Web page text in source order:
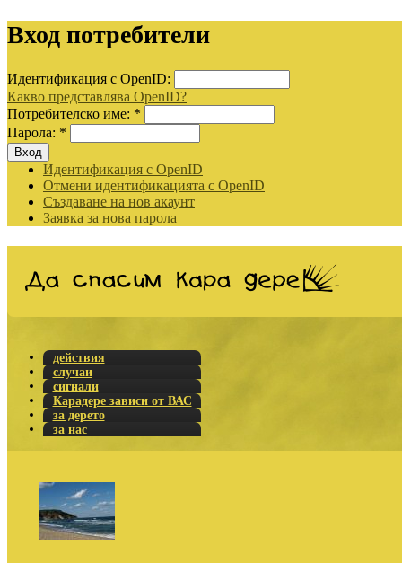
Вход потребители
Идентификация с OpenID:
Какво представлява OpenID?
Потребителско име: *
Парола: *
Идентификация с OpenID
Отмени идентификацията с OpenID
Създаване на нов акаунт
Заявка за нова парола
действия
случаи
сигнали
Карадере зависи от ВАС
за дерето
за нас